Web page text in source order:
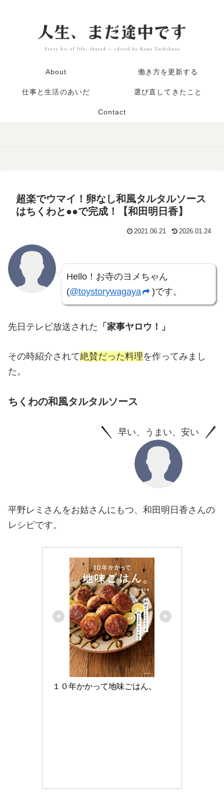
About 働き方を更新する
仕事と生活のあいだ 選び直してきたこと
Contact
超楽でウマイ！卵なし和風タルタルソース
はちくわと●●で完成！【和田明日香】
2021.06.21 2026.01.24
Hello！お寺のヨメちゃん
(@toystorywagaya )です。
先日テレビ放送された 「家事ヤロウ！」
その時紹介されて絶賛だった料理を作ってみまし
た。
ちくわの和風タルタルソース
早い、うまい、安い
平野レミさんをお姑さんにもつ、和田明日香さんの
レシピです。
１０年かかって地味ごはん。